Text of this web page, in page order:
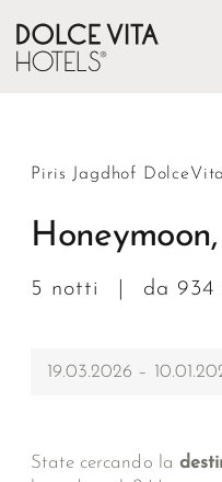
Piris Jagdhof
5 notti da 934
19.03.2026 –
State cercando la